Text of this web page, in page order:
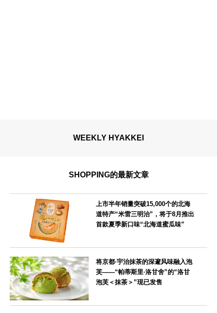
WEEKLY HYAKKEI
SHOPPING的最新文章
上市半年销量突破15,000个的北海
道特产“米雷三明治”，将于8月推出
首款夏季新口味“北海道蜜瓜味”
将京都·宇治抹茶的深邃风味融入泡
芙——“帕蒂斯里·洛甘舍”的“洛甘
泡芙＜抹茶＞”现已发售